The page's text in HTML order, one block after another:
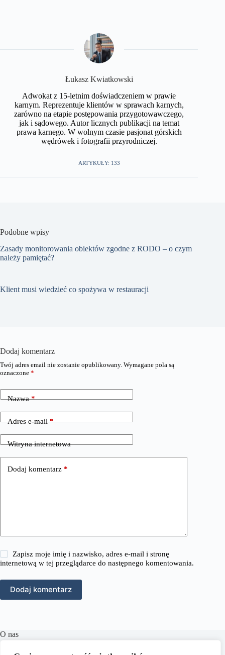
​Łukasz Kwiatkowski
Adwokat z 15-letnim doświadczeniem w prawie
karnym. Reprezentuje klientów w sprawach karnych,
zarówno na etapie postępowania przygotowawczego,
jak i sądowego. Autor licznych publikacji na temat
prawa karnego. W wolnym czasie pasjonat górskich
wędrówek i fotografii przyrodniczej.​
ARTYKUŁY: 133
Podobne wpisy
Zasady monitorowania obiektów zgodne z RODO – o czym
należy pamiętać?
Klient musi wiedzieć co spożywa w restauracji
Dodaj komentarz
Twój adres email nie zostanie opublikowany. Wymagane pola są
oznaczone *
Nazwa*
Adres e-mail*
Witryna internetowa
Dodaj komentarz *
Zapisz moje imię i nazwisko, adres e-mail i stronę
internetową w tej przeglądarce do następnego komentowania.
Dodaj komentarz
O nas